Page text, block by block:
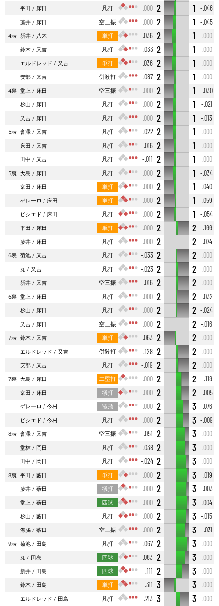
平田 床田 凡打 .000 2 1
-.046
藤井
床田 空三振 .000 2 1
-.045
4表 新井 八木 単打 .036 2 1
.000
鈴木
又吉 凡打 -.033 2 1
.000
エルドレッド
又吉 単打 .036 2 1
.000
安部
又吉 併殺打 -.087 2 1
.000
4裏 堂上 床田 空三振 .000 2 1
-.030
杉山
床田 凡打 .000 2 1
-.021
又吉
床田 凡打 .000 2 1
-.013
5表 會澤 又吉 凡打 -.022 2 1
.000
床田
又吉 凡打 -.016 2 1
.000
田中
又吉 凡打 -.011 2 1
.000
5裏 大島 床田 凡打 .000 2 1
-.034
京田
床田 単打 .000 2 1
.040
ゲレーロ
床田 単打 .000 2 1
.059
ビシエド
床田 凡打 .000 2 1
-.054
平田
床田 単打 .000 2 2
.166
藤井
床田 凡打 .000 2 2 -.074
6表 菊池 又吉 凡打 -.033 2 2
.000
丸
又吉 凡打 -.023 2 2
.000
新井
又吉 空三振 -.016 2 2
.000
6裏 堂上 床田 凡打 .000 2 2 -.032
杉山
床田 凡打 .000 2 2 -.024
又吉
床田 空三振 .000 2 2
-.016
7表 鈴木 又吉 単打 .063 2 2
.000
エルドレッド
又吉 併殺打 -.128 2 2
.000
安部
又吉 凡打 -.019 2 2
.000
7裏 大島 床田 二塁打 .000 2 2
.118
京田
床田 犠打 .000 2 2 -.005
ゲレーロ
今村 犠飛 .000 2 3
.076
ビシエド
今村 凡打 .000 2 3 -.009
8表 會澤 又吉 空三振 -.051 2 3
.000
堂林
岡田 凡打 -.038 2 3
.000
田中
岡田 凡打 -.024 2 3
.000
8裏 平田 薮田 単打 .000 2 3
.019
藤井
薮田 犠打 .000 2 3 -.003
堂上
薮田 四球 .000 2 3
.004
杉山
薮田 凡打 .000 2 3
-.015
溝脇
薮田 空三振 .000 2 3
-.031
9表 菊池 田島 凡打 -.067 2 3
.000
丸
田島 四球 .083 2 3
.000
新井
田島 四球 .111 2 3
.000
鈴木
田島 単打 .311 3 3
.000
エルドレッド
田島 凡打 -.213 3 3
.000